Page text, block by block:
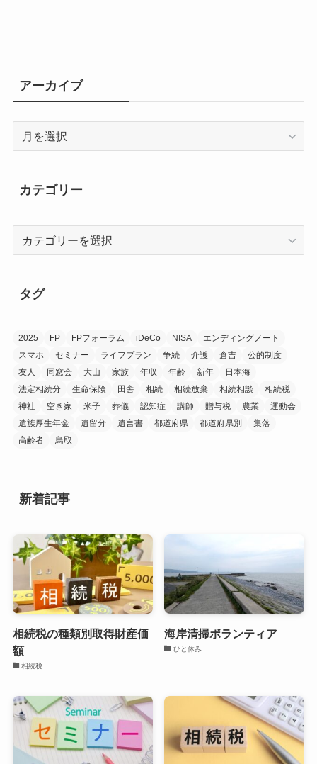
アーカイブ
ブ
カテゴリー
ー
タグ
2025 FP FPフォーラム iDeCo NISA
エンディングノート
スマホ
セミナー ライフプラン 争続 介護 倉吉
公的制度
友人
同窓会 大山 家族 年収 年齢 新年
日本海
法定相続分
生命保険 田舎 相続 相続放棄 相続相談
相続税
神社
空き家 米子 葬儀 認知症 講師 贈与税 農業
運動会
遺族厚生年金
遺留分 遺言書 都道府県 都道府県別
集落
高齢者
鳥取
新着記事
相続税の種類別取得財産価
額
相続税
海岸清掃ボランティア
ひと休み